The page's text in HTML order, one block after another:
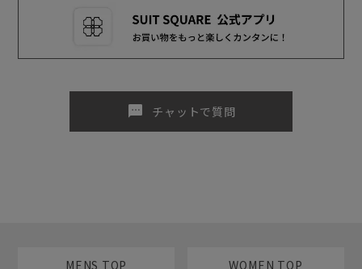
sms チャットで質問
MENS TOP WOMEN TOP